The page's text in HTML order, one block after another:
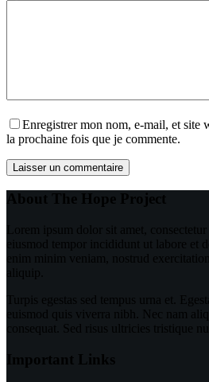
Enregistrer mon nom, e-mail, et site
la prochaine fois que je commente.
Laisser un commentaire
About The Hope Project
Lorem ipsum dolor sit amet,
eiusmod tempor incididunt ut labore et
enim minim veniam, nostrud
aliquip.
Turpis egestas sed tempus urna et.
euismod quis viverra nibh. Nec nam
consequat. Sed risus ultricies tristique
Important Links